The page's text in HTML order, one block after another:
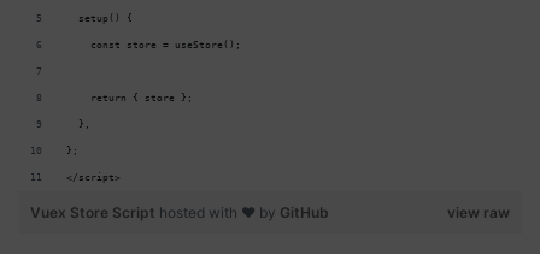
  setup() {
    const store = useStore();
    return { store };
  },
};
</script>
view raw
Vuex Store Script hosted with ❤ by GitHub